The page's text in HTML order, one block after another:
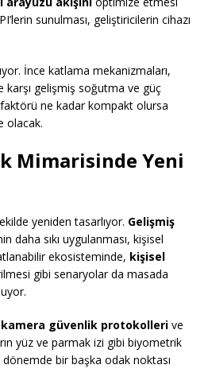
sunulması, geliştiricilerin cihazı
İnce katlama mekanizmaları,
karşı gelişmiş soğutma ve güç
ne kadar kompakt olursa
olacak.
Mimarisinde Yeni
yeniden tasarlıyor. Gelişmiş
daha sıkı uygulanması, kişisel
ekosisteminde, kişisel
gibi senaryolar da masada
kamera güvenlik protokolleri ve
yüz ve parmak izi gibi biyometrik
bir başka odak noktası